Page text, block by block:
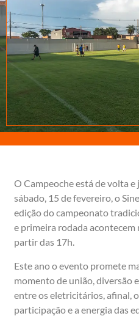
O Campeoche está de volta
sábado, 15 de fevereiro, o
edição do campeonato
e primeira rodada
partir das 17h.
Este ano o evento promete
momento de união, diversão
entre os eletricitários, afinal, o
participação e a energia das